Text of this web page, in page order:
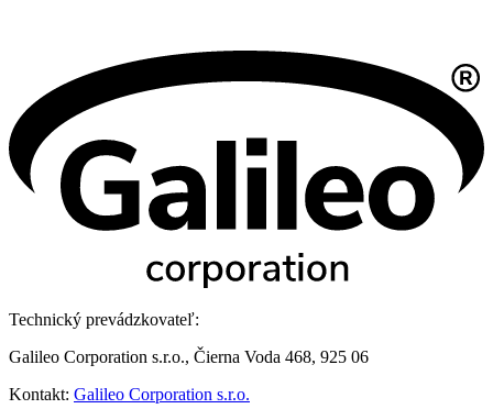
Technický prevádzkovateľ:
Galileo Corporation s.r.o., Čierna Voda 468, 925 06
Kontakt: Galileo Corporation s.r.o.